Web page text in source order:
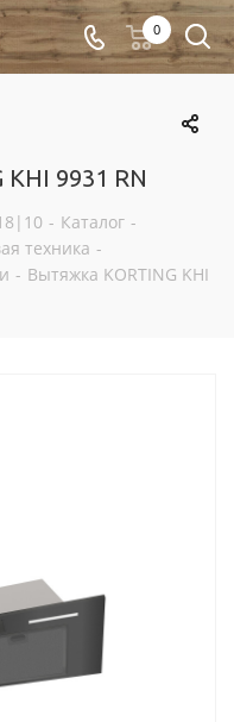
0
9931 RN
- Каталог -
техника -
- Вытяжка KORTING KHI